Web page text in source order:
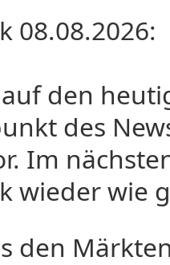
08.08.2026:
den
des
Im
wieder wie
den